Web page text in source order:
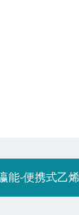
乙烯气体浓度检测仪